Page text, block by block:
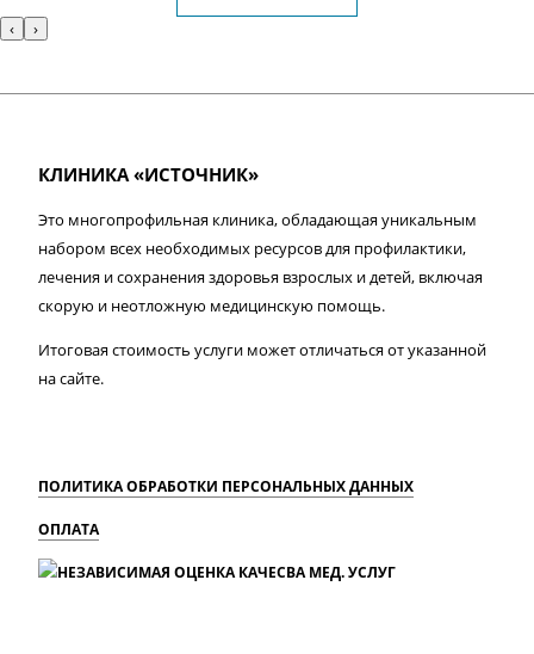
‹ ›
КЛИНИКА «ИСТОЧНИК»
Это многопрофильная клиника, обладающая уникальным
набором всех необходимых ресурсов для профилактики,
лечения и сохранения здоровья взрослых и детей, включая
скорую и неотложную медицинскую помощь.
Итоговая стоимость услуги может отличаться от указанной
на сайте.
ПОЛИТИКА ОБРАБОТКИ ПЕРСОНАЛЬНЫХ ДАННЫХ
ОПЛАТА